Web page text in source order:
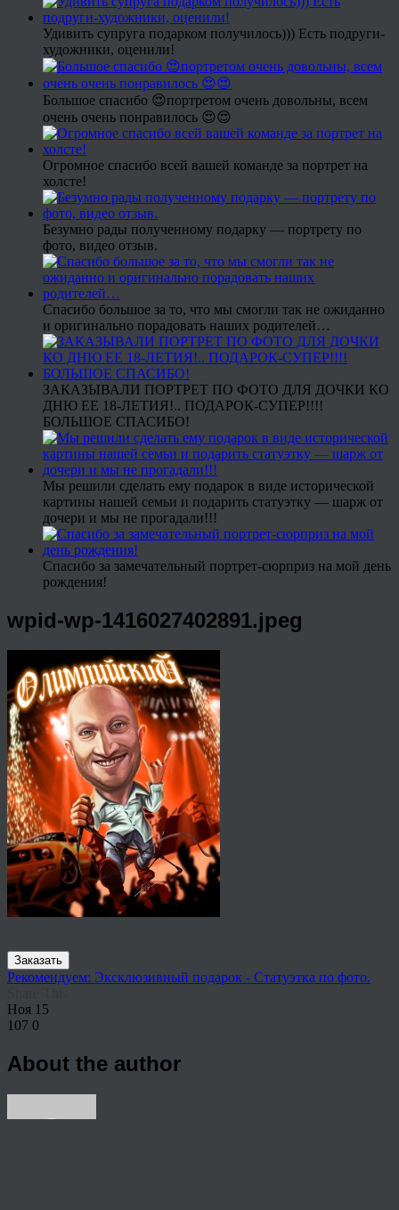
Удивить супруга подарком получилось))) Есть подруги-
художники, оценили!
Большое спасибо 😍портретом очень довольны, всем
очень очень понравилось 😍😍
Огромное спасибо всей вашей команде за портрет на
холсте!
Безумно рады полученному подарку — портрету по
фото, видео отзыв.
Спасибо большое за то, что мы смогли так не ожиданно
и оригинально порадовать наших родителей…
ЗАКАЗЫВАЛИ ПОРТРЕТ ПО ФОТО ДЛЯ ДОЧКИ КО
ДНЮ ЕЕ 18-ЛЕТИЯ!.. ПОДАРОК-СУПЕР!!!!
БОЛЬШОЕ СПАСИБО!
Мы решили сделать ему подарок в виде исторической
картины нашей семьи и подарить статуэтку — шарж от
дочери и мы не прогадали!!!
Спасибо за замечательный портрет-сюрприз на мой день
рождения!
wpid-wp-1416027402891.jpeg
Заказать
Рекомендуем: Эксклюзивный подарок - Статуэтка по фото.
Ноя 15
107 0
About the author